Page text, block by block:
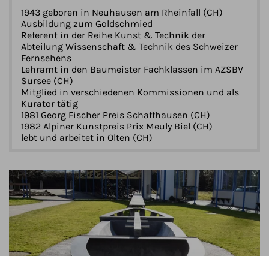
BEITRÄGE
ÜBER UNS
1943 geboren in Neuhausen am Rheinfall (CH)
Ausbildung zum Goldschmied
Referent in der Reihe Kunst & Technik der
Abteilung Wissenschaft & Technik des Schweizer
Fernsehens
Lehramt in den Baumeister Fachklassen im AZSBV
Sursee (CH)
Mitglied in verschiedenen Kommissionen und als
Kurator tätig
1981 Georg Fischer Preis Schaffhausen (CH)
1982 Alpiner Kunstpreis Prix Meuly Biel (CH)
lebt und arbeitet in Olten (CH)